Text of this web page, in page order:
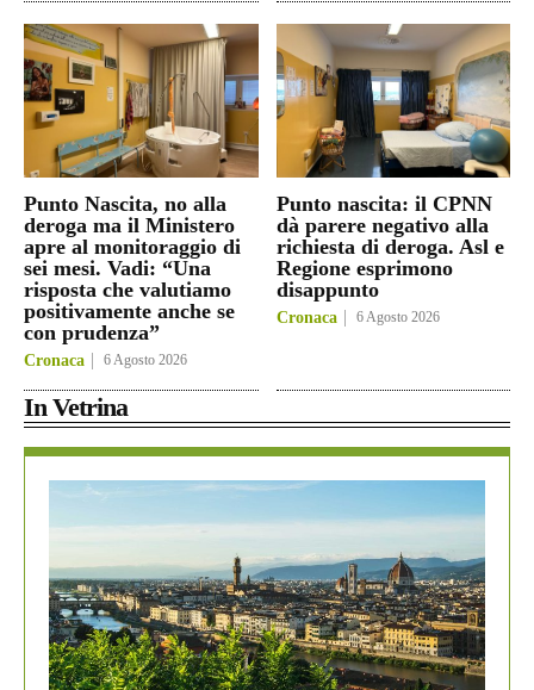
Punto Nascita, no alla
deroga ma il Ministero
apre al monitoraggio di
sei mesi. Vadi: “Una
risposta che valutiamo
positivamente anche se
con prudenza”
Cronaca 6 Agosto 2026
Punto nascita: il CPNN
dà parere negativo alla
richiesta di deroga. Asl e
Regione esprimono
disappunto
Cronaca 6 Agosto 2026
In Vetrina